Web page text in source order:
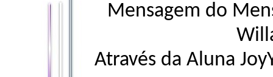
Mensagem do
Através da Aluna